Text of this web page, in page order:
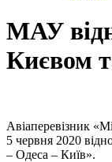
МАУ
Києвом
Авіаперевізник
5 червня 2020
– Одеса – Київ».